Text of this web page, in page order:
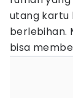
utang kartu
berlebihan.
bisa